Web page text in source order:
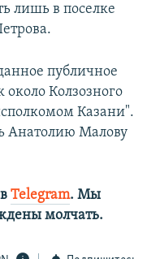
лишь в поселке
публичное
Колзозного
Казани".
Анатолию Малову
Telegram. Мы
молчать.​